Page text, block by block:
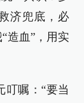
济兜底，必
造血”，用实
叮嘱：“要当